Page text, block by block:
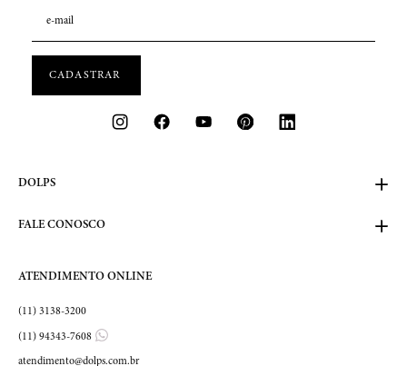
DOLPS
FALE CONOSCO
ATENDIMENTO ONLINE
(11) 3138-3200
(11) 94343-7608
atendimento@dolps.com.br